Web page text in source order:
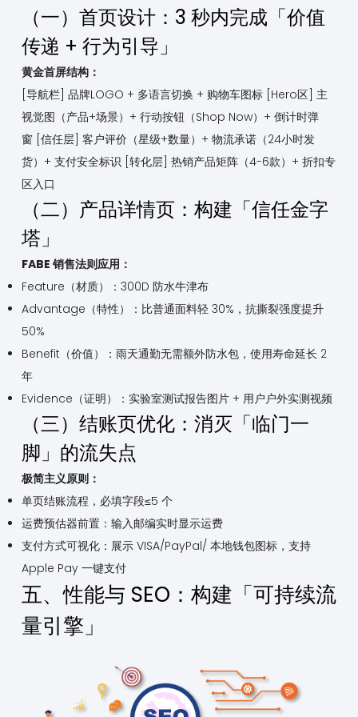
（一）首页设计：3 秒内完成「价值
传递 + 行为引导」
黄金首屏结构：
[导航栏] 品牌LOGO + 多语言切换 + 购物车图标 [Hero区] 主
视觉图（产品+场景）+ 行动按钮（Shop Now）+ 倒计时弹
窗 [信任层] 客户评价（星级+数量）+ 物流承诺（24小时发
货）+ 支付安全标识 [转化层] 热销产品矩阵（4-6款）+ 折扣专
区入口
（二）产品详情页：构建「信任金字
塔」
FABE 销售法则应用：
Feature（材质）：300D 防水牛津布
Advantage（特性）：比普通面料轻 30%，抗撕裂强度提升
50%
Benefit（价值）：雨天通勤无需额外防水包，使用寿命延长 2
年
Evidence（证明）：实验室测试报告图片 + 用户户外实测视频
（三）结账页优化：消灭「临门一
脚」的流失点
极简主义原则：
单页结账流程，必填字段≤5 个
运费预估器前置：输入邮编实时显示运费
支付方式可视化：展示 VISA/PayPal/ 本地钱包图标，支持
Apple Pay 一键支付
五、性能与 SEO：构建「可持续流
量引擎」